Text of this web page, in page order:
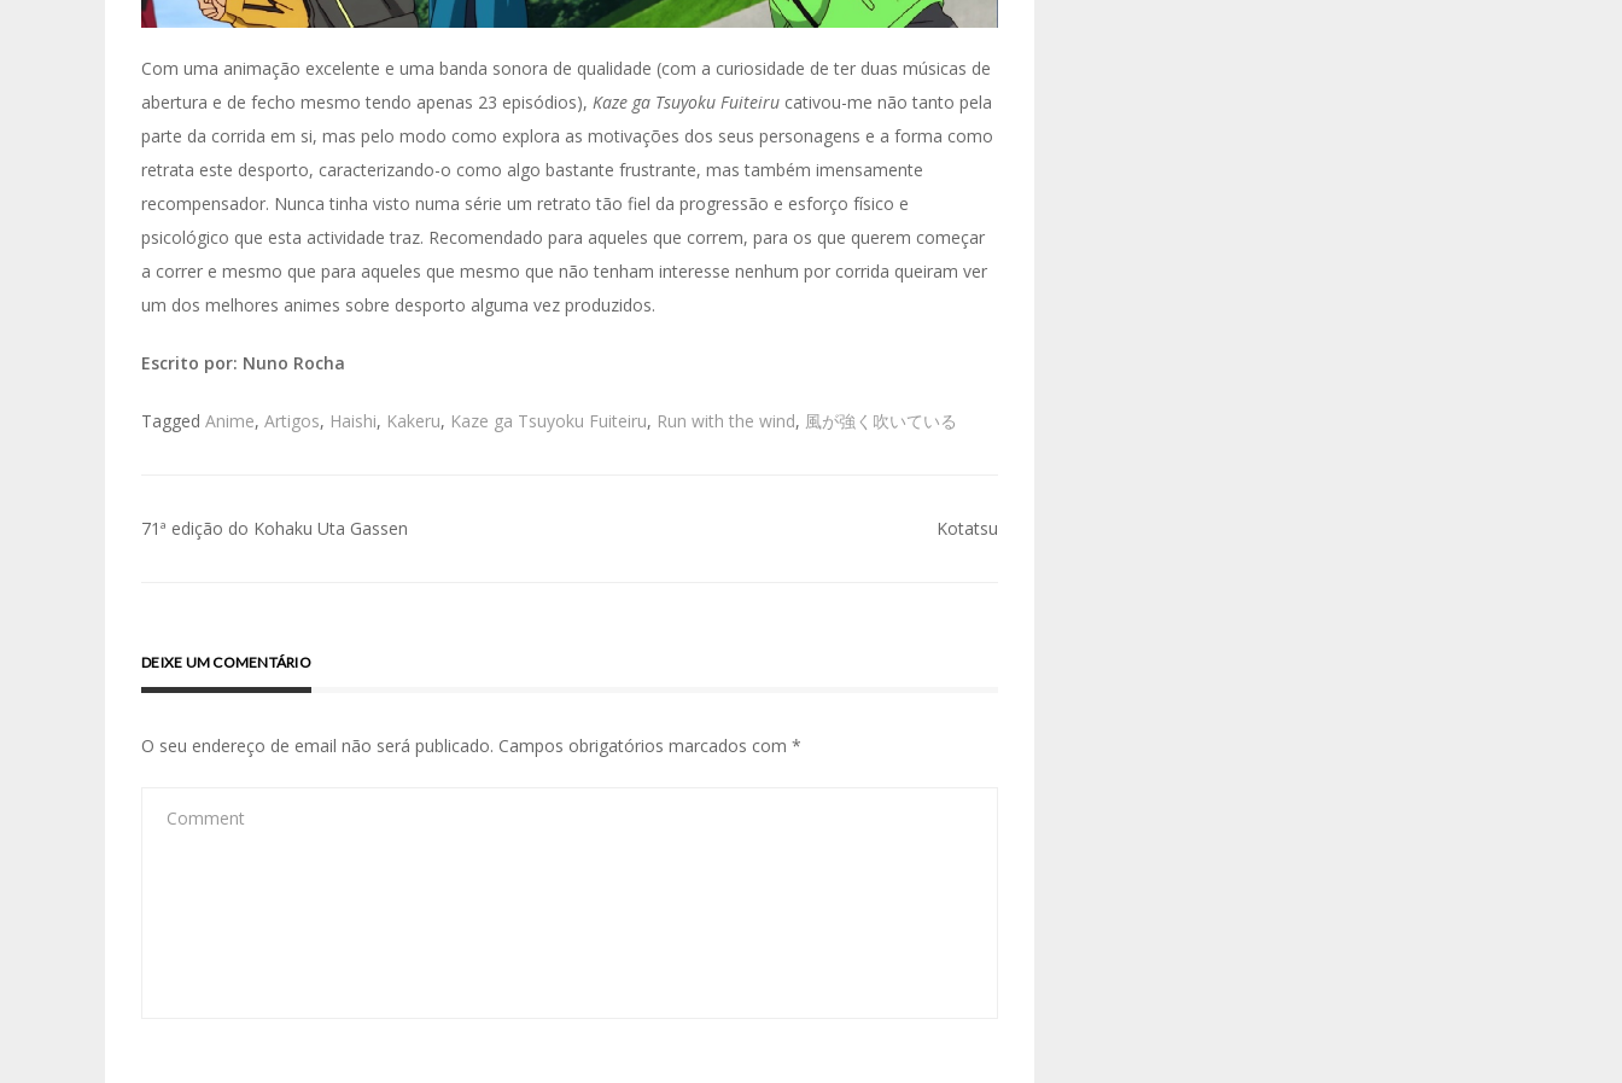
Com uma animação excelente e uma banda sonora de qualidade (com a curiosidade de ter duas músicas de
abertura e de fecho mesmo tendo apenas 23 episódios), Kaze ga Tsuyoku Fuiteiru cativou-me não tanto pela
parte da corrida em si, mas pelo modo como explora as motivações dos seus personagens e a forma como
retrata este desporto, caracterizando-o como algo bastante frustrante, mas também imensamente
recompensador. Nunca tinha visto numa série um retrato tão fiel da progressão e esforço físico e
psicológico que esta actividade traz. Recomendado para aqueles que correm, para os que querem começar
a correr e mesmo que para aqueles que mesmo que não tenham interesse nenhum por corrida queiram ver
um dos melhores animes sobre desporto alguma vez produzidos.
Escrito por: Nuno Rocha
Tagged Anime, Artigos, Haishi, Kakeru, Kaze ga Tsuyoku Fuiteiru, Run with the wind, 風が強く吹いている
Navegação
71ª edição do Kohaku Uta Gassen Kotatsu
DEIXE UM COMENTÁRIO
O seu endereço de email não será publicado. Campos obrigatórios marcados com *